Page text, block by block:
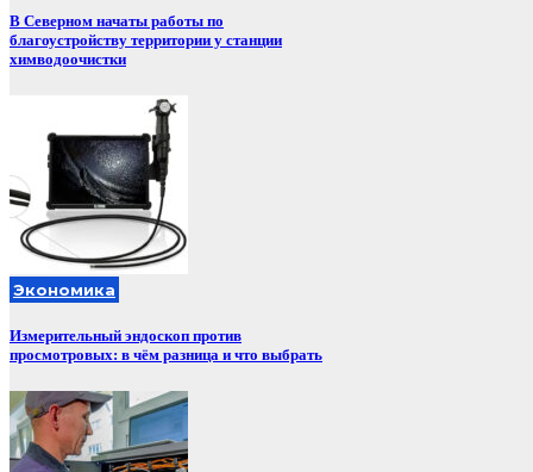
В Северном начаты работы по
благоустройству территории у станции
химводоочистки
Экономика
Измерительный эндоскоп против
просмотровых: в чём разница и что выбрать